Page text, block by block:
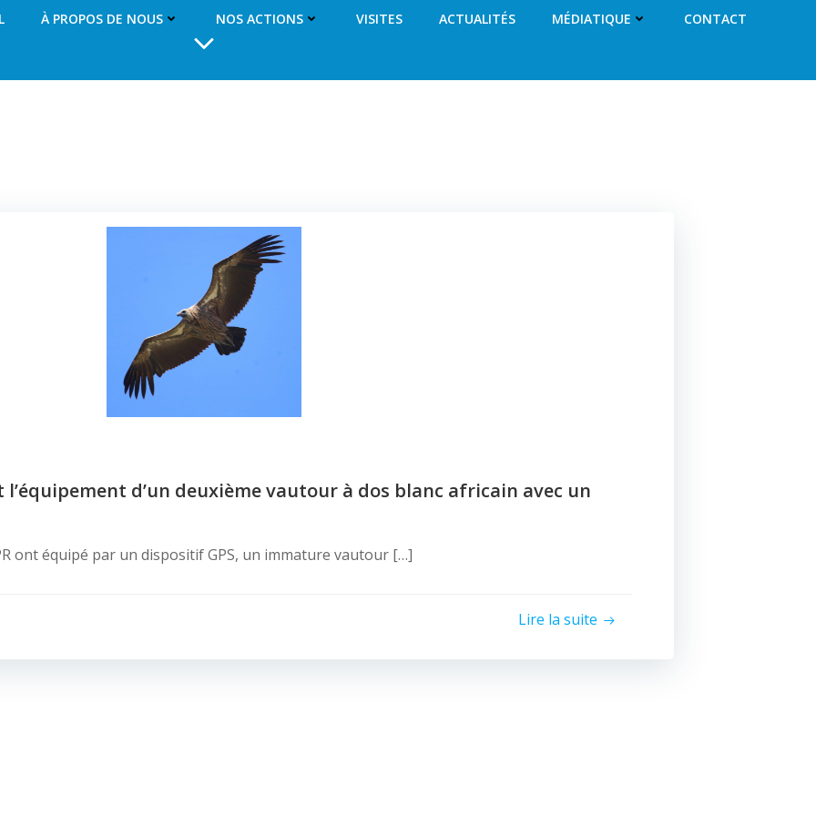
À PROPOS DE NOUS NOS ACTIONS VISITES ACTUALITÉS MÉDIATIQUE CONTACT
l’équipement d’un deuxième vautour à dos blanc africain avec un
ont équipé par un dispositif GPS, un immature vautour […]
Lire la suite